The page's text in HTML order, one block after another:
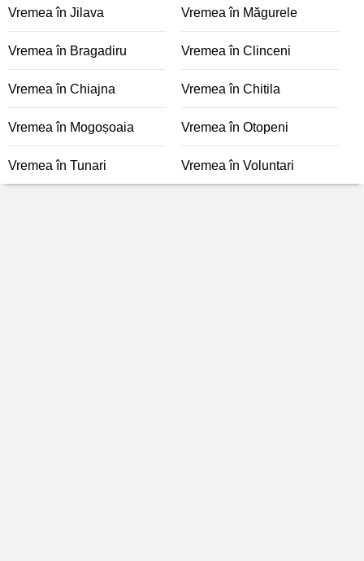
Vremea în Jilava Vremea în Măgurele
Vremea în Bragadiru Vremea în Clinceni
Vremea în Chiajna Vremea în Chitila
Vremea în Mogoșoaia Vremea în Otopeni
Vremea în Tunari Vremea în Voluntari